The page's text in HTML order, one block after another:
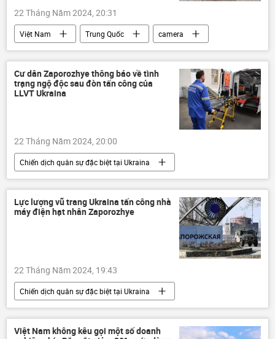
22 Tháng Năm 2024, 20:31
Việt Nam Trung Quốc
camera
sản xuất
Cư dân Zaporozhye thông báo về tình
trạng ngộ độc sau đòn tấn công của
LLVT Ukraina
22 Tháng Năm 2024, 20:00
Chiến dịch quân sự đặc biệt tại Ukraina
Cuộc khủng hoảng ở Ukraina
Ukraina
Donbass
Zaporozhye
Nga
Thế giới
ngộ độc
Lực lượng vũ trang Ukraina tấn công nhà
máy điện hạt nhân Zaporozhye
22 Tháng Năm 2024, 19:43
Chiến dịch quân sự đặc biệt tại Ukraina
Cuộc khủng hoảng ở Ukraina
Ukraina
lực lượng vũ trang
Zaporozhye
Việt Nam không kêu gọi một số doanh